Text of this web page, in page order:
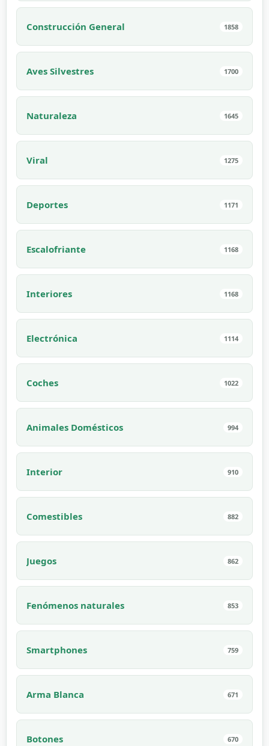
Construcción General 1858
Aves Silvestres 1700
Naturaleza 1645
Viral 1275
Deportes 1171
Escalofriante 1168
Interiores 1168
Electrónica 1114
Coches 1022
Animales Domésticos 994
Interior 910
Comestibles 882
Juegos 862
Fenómenos naturales 853
Smartphones 759
Arma Blanca 671
Botones 670